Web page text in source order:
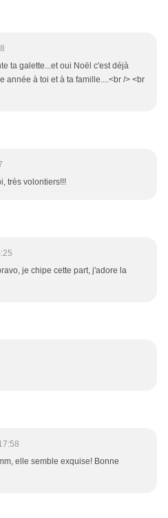
ta galette...et oui Noël c'est déjà
année à toi et à ta famille....<br /> <br
très volontiers!!!
je chipe cette part, j'adore la
elle semble exquise! Bonne